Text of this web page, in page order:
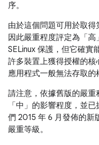
序。
由於這個問題可用於取得
因此嚴重程度評定為「
SELinux 保護，但它確實
許多裝置上獲得授權的
應用程式一般無法存取的
請注意，依據舊版的嚴
「中」的影響程度，並
們 2015 年 6 月發佈的新
嚴重等級。